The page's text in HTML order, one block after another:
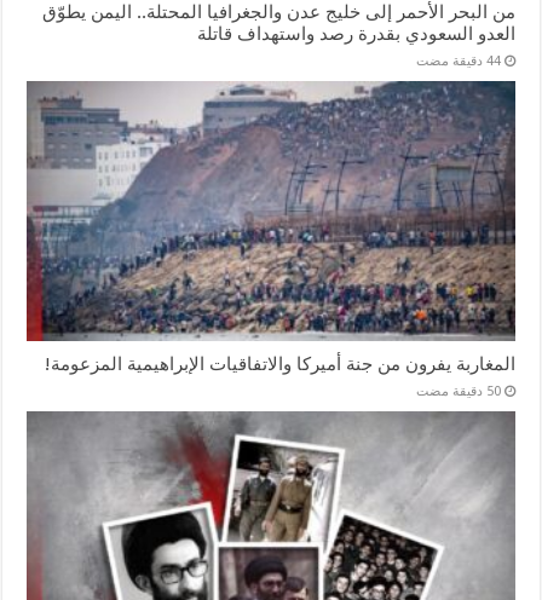
من البحر الأحمر إلى خليج عدن والجغرافيا المحتلة.. اليمن يطوّق
العدو السعودي بقدرة رصد واستهداف قاتلة
‏44 دقيقة مضت
المغاربة يفرون من جنة أميركا والاتفاقيات الإبراهيمية المزعومة!
‏50 دقيقة مضت